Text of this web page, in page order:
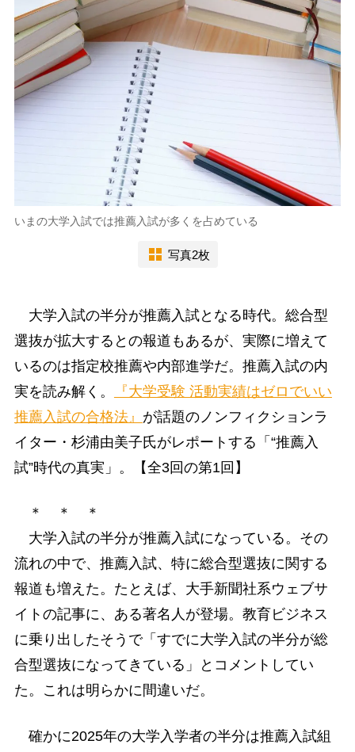
いまの大学入試では推薦入試が多くを占めている
写真2枚
大学入試の半分が推薦入試となる時代。総合型
選抜が拡大するとの報道もあるが、実際に増えて
いるのは指定校推薦や内部進学だ。推薦入試の内
実を読み解く。
『大学受験 活動実績はゼロでいい
推薦入試の合格法』 が話題のノンフィクションラ
イター・杉浦由美子氏がレポートする「“推薦入
試”時代の真実」。【全3回の第1回】
＊ ＊ ＊
大学入試の半分が推薦入試になっている。その
流れの中で、推薦入試、特に総合型選抜に関する
報道も増えた。たとえば、大手新聞社系ウェブサ
イトの記事に、ある著名人が登場。教育ビジネス
に乗り出したそうで「すでに大学入試の半分が総
合型選抜になってきている」とコメントしてい
た。これは明らかに間違いだ。
確かに2025年の大学入学者の半分は推薦入試組